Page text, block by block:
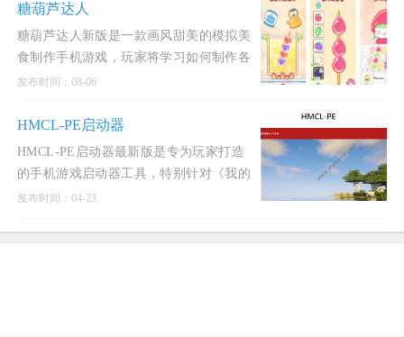
糖葫芦达人
糖葫芦达人新版是一款画风甜美的模拟美
食制作手机游戏，玩家将学习如何制作各
式各样诱人的糖葫芦。
发布时间：08-06
HMCL-PE启动器
HMCL-PE启动器最新版是专为玩家打造
的手机游戏启动器工具，特别针对《我的
世界》游戏而设计。
发布时间：04-23